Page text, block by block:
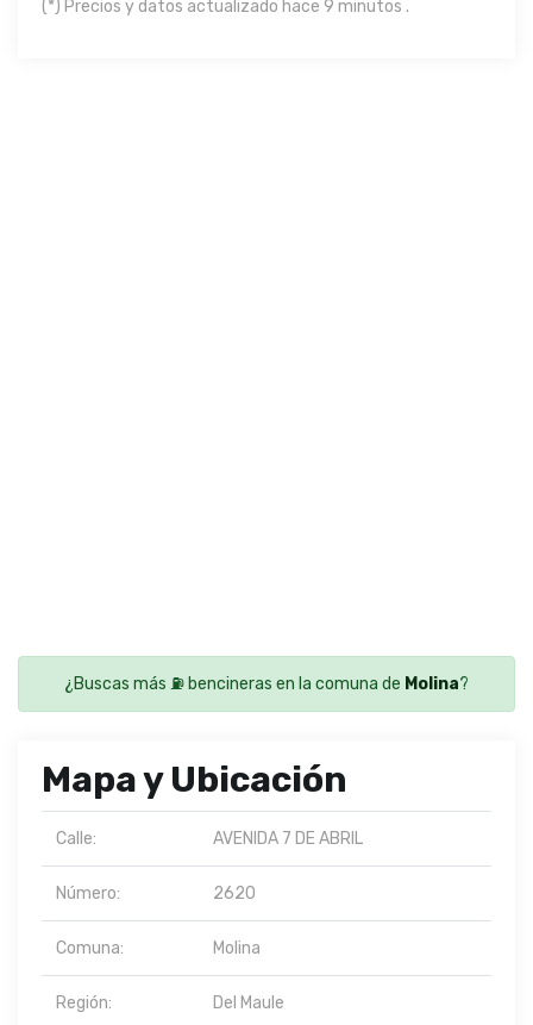
(*) Precios y datos actualizado hace 9 minutos .
¿Buscas más ⛽ bencineras en la comuna de Molina?
Mapa y Ubicación
Calle: AVENIDA 7 DE ABRIL
Número: 2620
Comuna: Molina
Región: Del Maule